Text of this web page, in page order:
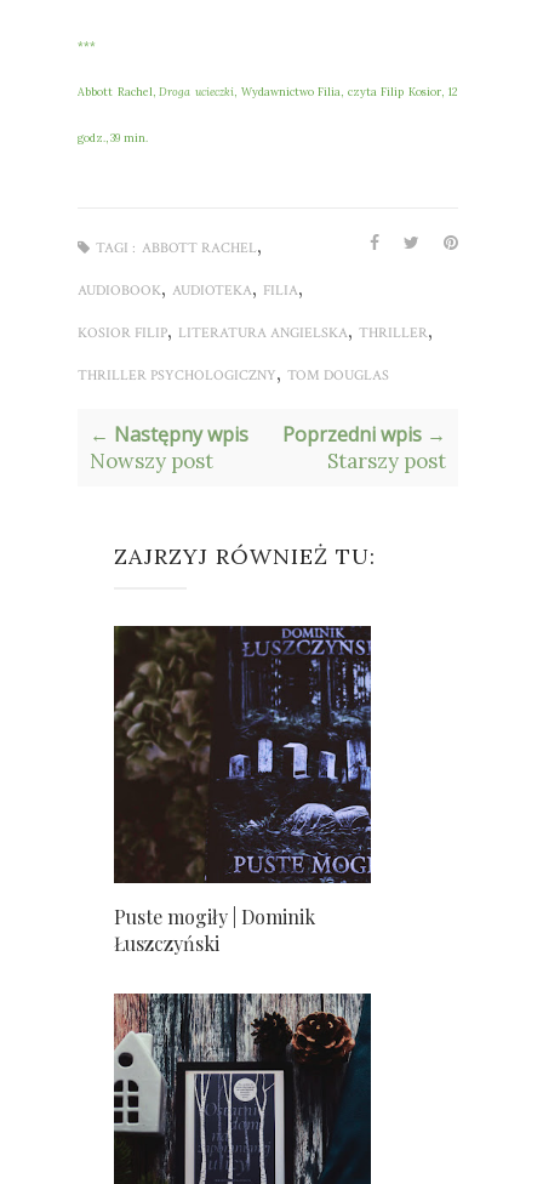
***
Abbott Rachel, Droga ucieczki , Wydawnictwo Filia, czyta Filip Kosior, 12
godz., 39 min.
TAGI : ABBOTT RACHEL,
AUDIOBOOK, AUDIOTEKA, FILIA,
KOSIOR FILIP, LITERATURA ANGIELSKA, THRILLER,
THRILLER PSYCHOLOGICZNY, TOM DOUGLAS
← Następny wpis
Nowszy post
Poprzedni wpis →
Starszy post
ZAJRZYJ RÓWNIEŻ TU:
Puste mogiły | Dominik
Łuszczyński